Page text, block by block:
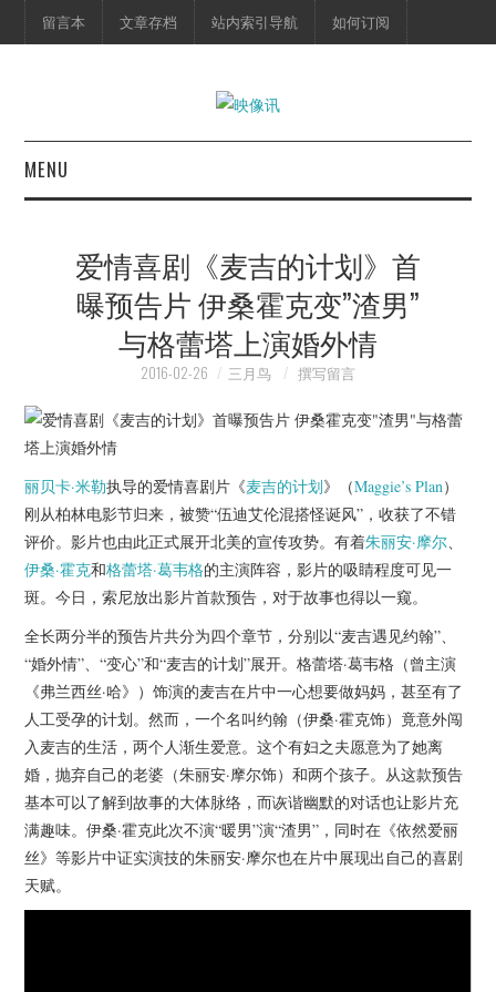
留言本 文章存档 站内索引导航 如何订阅
MENU
映像快讯
脱口秀
杂七杂八
美剧英剧
推荐电影
爱情喜剧《麦吉的计划》首
曝预告片 伊桑霍克变”渣男”
与格蕾塔上演婚外情
2016-02-26 三月鸟 撰写留言
丽贝卡·米勒执导的爱情喜剧片《麦吉的计划》（Maggie’s Plan）
刚从柏林电影节归来，被赞“伍迪艾伦混搭怪诞风”，收获了不错
评价。影片也由此正式展开北美的宣传攻势。有着朱丽安·摩尔、
伊桑·霍克和格蕾塔·葛韦格的主演阵容，影片的吸睛程度可见一
斑。今日，索尼放出影片首款预告，对于故事也得以一窥。
全长两分半的预告片共分为四个章节，分别以“麦吉遇见约翰”、
“婚外情”、“变心”和“麦吉的计划”展开。格蕾塔·葛韦格（曾主演
《弗兰西丝·哈》）饰演的麦吉在片中一心想要做妈妈，甚至有了
人工受孕的计划。然而，一个名叫约翰（伊桑·霍克饰）竟意外闯
入麦吉的生活，两个人渐生爱意。这个有妇之夫愿意为了她离
婚，抛弃自己的老婆（朱丽安·摩尔饰）和两个孩子。从这款预告
基本可以了解到故事的大体脉络，而诙谐幽默的对话也让影片充
满趣味。伊桑·霍克此次不演“暖男”演“渣男”，同时在《依然爱丽
丝》等影片中证实演技的朱丽安·摩尔也在片中展现出自己的喜剧
天赋。